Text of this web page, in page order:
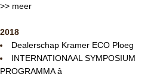
>> meer
2018
Dealerschap Kramer ECO Ploeg
INTERNATIONAAL SYMPOSIUM
PROGRAMMA â